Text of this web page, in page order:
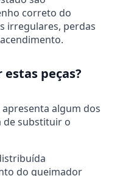
correto do
irregulares, perdas
peças?
algum dos
de substituir o
do queimador